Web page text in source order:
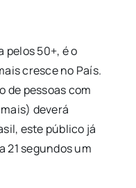
pelos 50+, é o
cresce no País.
de pessoas com
deverá
este público já
21 segundos um